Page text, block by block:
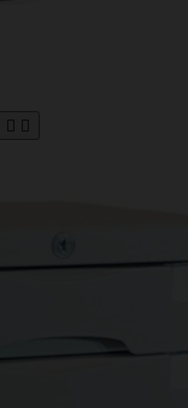
 